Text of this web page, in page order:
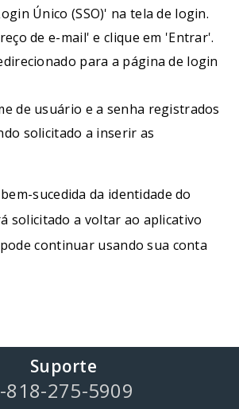
Único (SSO)' na tela de login.
de e-mail' e clique em 'Entrar'.
para a página de login
de usuário e a senha registrados
solicitado a inserir as
sucedida da identidade do
solicitado a voltar ao aplicativo
continuar usando sua conta
Suporte
818-275-5909